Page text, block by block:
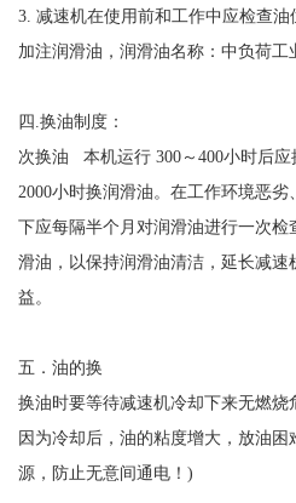
3. 减速机在使用前和工作中应检查
加注润滑油，润滑油名称：中负荷工
四.换油制度：
次换油 本机运行 300～400小时后应
2000小时换润滑油。在工作环境恶
下应每隔半个月对润滑油进行一次
滑油，以保持润滑油清洁，延长减速
益。
五．油的换
换油时要等待减速机冷却下来无燃烧
因为冷却后，油的粘度增大，放油
源，防止无意间通电！)